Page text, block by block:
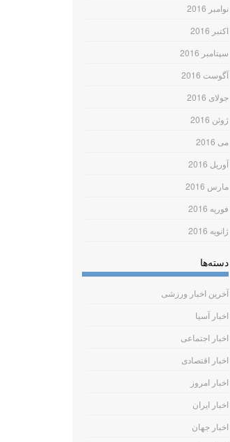
نوامبر 2016
اکتبر 2016
سپتامبر 2016
آگوست 2016
جولای 2016
ژوئن 2016
می 2016
آوریل 2016
مارس 2016
فوریه 2016
ژانویه 2016
دسته‌ها
آخرین اخبار ورزشی
اخبار آسیا
اخبار اجتماعی
اخبار اقتصادی
اخبار امروز
اخبار ایران
اخبار جهان